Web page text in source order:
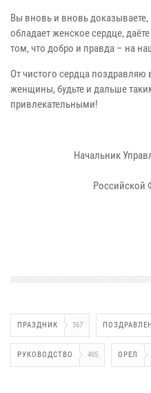
Вы вновь и вновь
обладает женское сердце,
том, что добро и правда – на
От чистого сердца
женщины, будьте и дальше
привлекательными!
Начальник
Российской
ПРАЗДНИК 367
РУКОВОДСТВО 495 ОРЕЛ